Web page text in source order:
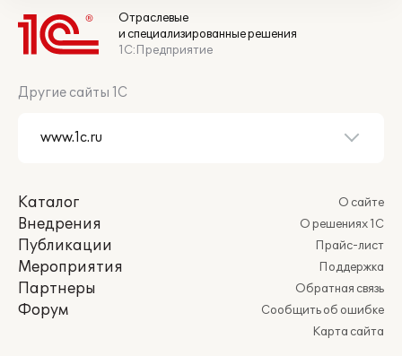
Отраслевые
и специализированные решения
1С:Предприятие
Другие сайты 1С
Каталог
Внедрения
Публикации
Мероприятия
Партнеры
Форум
О сайте
О решениях 1С
Прайс-лист
Поддержка
Обратная связь
Сообщить об ошибке
Карта сайта